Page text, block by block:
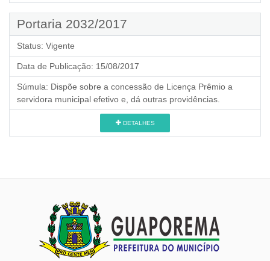
Portaria 2032/2017
Status: Vigente
Data de Publicação: 15/08/2017
Súmula: Dispõe sobre a concessão de Licença Prêmio a
servidora municipal efetivo e, dá outras providências.
DETALHES